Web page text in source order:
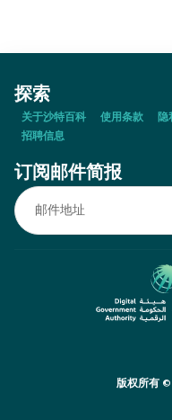
探索
关于沙特百科 使用条款 隐
招聘信息
订阅邮件简报
版权所有 ©